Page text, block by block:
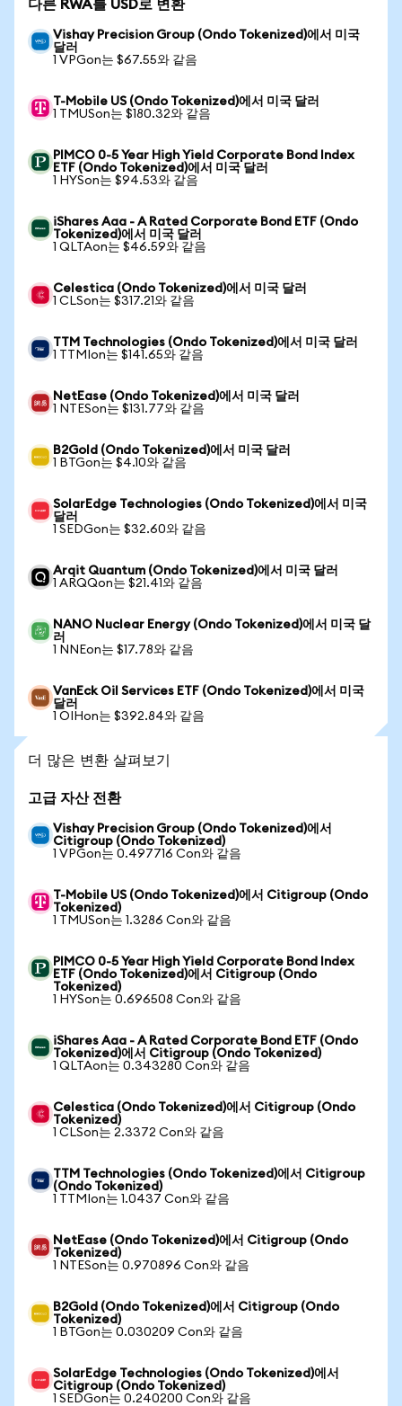
다른 RWA를 USD로 변환
Vishay Precision Group (Ondo Tokenized)에서 미국
달러
1 VPGon는 $67.55와 같음
T-Mobile US (Ondo Tokenized)에서 미국 달러
1 TMUSon는 $180.32와 같음
PIMCO 0-5 Year High Yield Corporate Bond Index
ETF (Ondo Tokenized)에서 미국 달러
1 HYSon는 $94.53와 같음
iShares Aaa - A Rated Corporate Bond ETF (Ondo
Tokenized)에서 미국 달러
1 QLTAon는 $46.59와 같음
Celestica (Ondo Tokenized)에서 미국 달러
1 CLSon는 $317.21와 같음
TTM Technologies (Ondo Tokenized)에서 미국 달러
1 TTMIon는 $141.65와 같음
NetEase (Ondo Tokenized)에서 미국 달러
1 NTESon는 $131.77와 같음
B2Gold (Ondo Tokenized)에서 미국 달러
1 BTGon는 $4.10와 같음
SolarEdge Technologies (Ondo Tokenized)에서 미국
달러
1 SEDGon는 $32.60와 같음
Arqit Quantum (Ondo Tokenized)에서 미국 달러
1 ARQQon는 $21.41와 같음
NANO Nuclear Energy (Ondo Tokenized)에서 미국 달
러
1 NNEon는 $17.78와 같음
VanEck Oil Services ETF (Ondo Tokenized)에서 미국
달러
1 OIHon는 $392.84와 같음
더 많은 변환 살펴보기
고급 자산 전환
Vishay Precision Group (Ondo Tokenized)에서
Citigroup (Ondo Tokenized)
1 VPGon는 0.497716 Con와 같음
T-Mobile US (Ondo Tokenized)에서 Citigroup (Ondo
Tokenized)
1 TMUSon는 1.3286 Con와 같음
PIMCO 0-5 Year High Yield Corporate Bond Index
ETF (Ondo Tokenized)에서 Citigroup (Ondo
Tokenized)
1 HYSon는 0.696508 Con와 같음
iShares Aaa - A Rated Corporate Bond ETF (Ondo
Tokenized)에서 Citigroup (Ondo Tokenized)
1 QLTAon는 0.343280 Con와 같음
Celestica (Ondo Tokenized)에서 Citigroup (Ondo
Tokenized)
1 CLSon는 2.3372 Con와 같음
TTM Technologies (Ondo Tokenized)에서 Citigroup
(Ondo Tokenized)
1 TTMIon는 1.0437 Con와 같음
NetEase (Ondo Tokenized)에서 Citigroup (Ondo
Tokenized)
1 NTESon는 0.970896 Con와 같음
B2Gold (Ondo Tokenized)에서 Citigroup (Ondo
Tokenized)
1 BTGon는 0.030209 Con와 같음
SolarEdge Technologies (Ondo Tokenized)에서
Citigroup (Ondo Tokenized)
1 SEDGon는 0.240200 Con와 같음